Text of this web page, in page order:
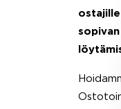
sopivan